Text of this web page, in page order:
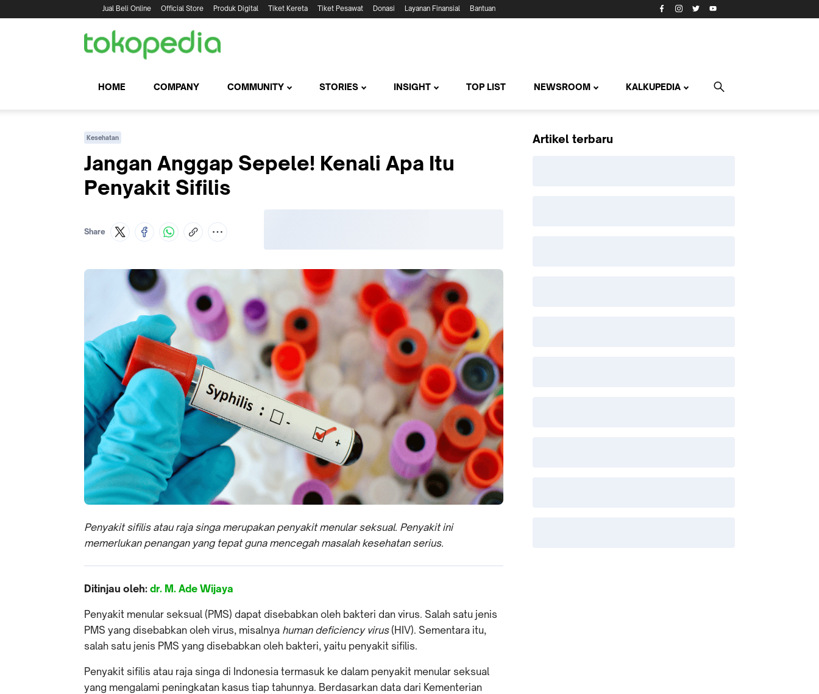
Jual Beli Online Official Store Produk Digital Tiket Kereta Tiket Pesawat Donasi Layanan Finansial Bantuan
HOME COMPANY COMMUNITY STORIES INSIGHT TOP LIST NEWSROOM KALKUPEDIA
Kesehatan
Jangan Anggap Sepele! Kenali Apa Itu
Penyakit Sifilis
Share
Penyakit sifilis atau raja singa merupakan penyakit menular seksual. Penyakit ini
memerlukan penangan yang tepat guna mencegah masalah kesehatan serius.
Ditinjau oleh: dr. M. Ade Wijaya
Penyakit menular seksual (PMS) dapat disebabkan oleh bakteri dan virus. Salah satu jenis
PMS yang disebabkan oleh virus, misalnya human deficiency virus(HIV). Sementara itu,
salah satu jenis PMS yang disebabkan oleh bakteri, yaitu penyakit sifilis.
Penyakit sifilis atau raja singa di Indonesia termasuk ke dalam penyakit menular seksual
yang mengalami peningkatan kasus tiap tahunnya. Berdasarkan data dari Kementerian
Artikel terbaru